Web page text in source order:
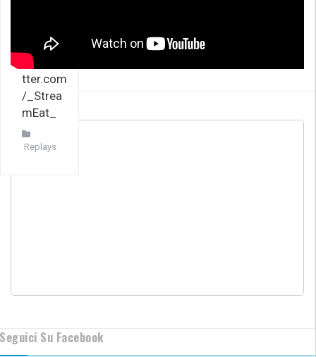
►http://
www.twi
tter.com
/_Strea
mEat_
Replays
Seguici Su Facebook